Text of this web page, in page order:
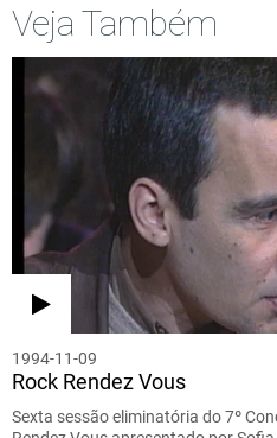
Veja Também
1994-11-09
Rock Rendez Vous
Sexta sessão eliminatória do 7º